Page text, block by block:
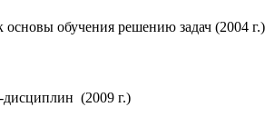
обучения решению задач (2004 г.)
дисциплин (2009 г.)